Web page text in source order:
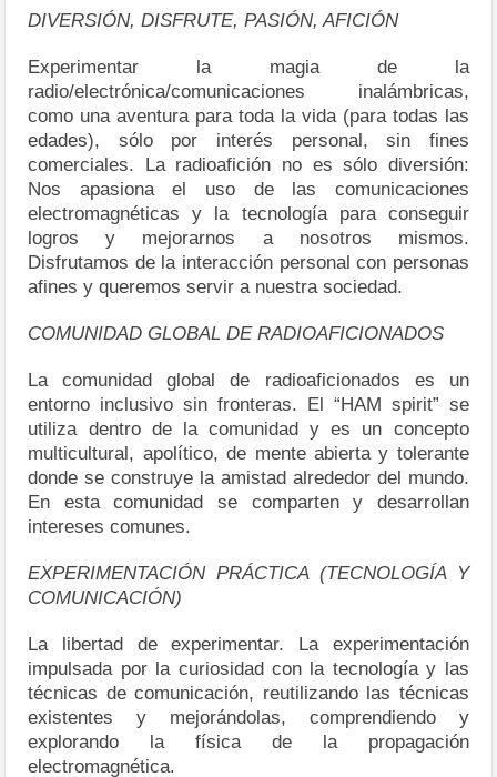
DIVERSIÓN, DISFRUTE, PASIÓN, AFICIÓN
Experimentar la magia de la
radio/electrónica/comunicaciones inalámbricas,
como una aventura para toda la vida (para todas las
edades), sólo por interés personal, sin fines
comerciales. La radioafición no es sólo diversión:
Nos apasiona el uso de las comunicaciones
electromagnéticas y la tecnología para conseguir
logros y mejorarnos a nosotros mismos.
Disfrutamos de la interacción personal con personas
afines y queremos servir a nuestra sociedad.
COMUNIDAD GLOBAL DE RADIOAFICIONADOS
La comunidad global de radioaficionados es un
entorno inclusivo sin fronteras. El “HAM spirit” se
utiliza dentro de la comunidad y es un concepto
multicultural, apolítico, de mente abierta y tolerante
donde se construye la amistad alrededor del mundo.
En esta comunidad se comparten y desarrollan
intereses comunes.
EXPERIMENTACIÓN PRÁCTICA (TECNOLOGÍA Y
COMUNICACIÓN)
La libertad de experimentar. La experimentación
impulsada por la curiosidad con la tecnología y las
técnicas de comunicación, reutilizando las técnicas
existentes y mejorándolas, comprendiendo y
explorando la física de la propagación
electromagnética.